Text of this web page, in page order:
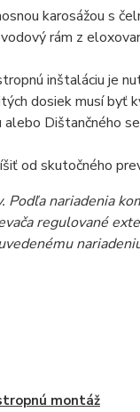
karosážou s
rám z
inštaláciu je
dosiek musí byť
Dištančného
od skutočného
Podľa nariadenia
regulované
montáž